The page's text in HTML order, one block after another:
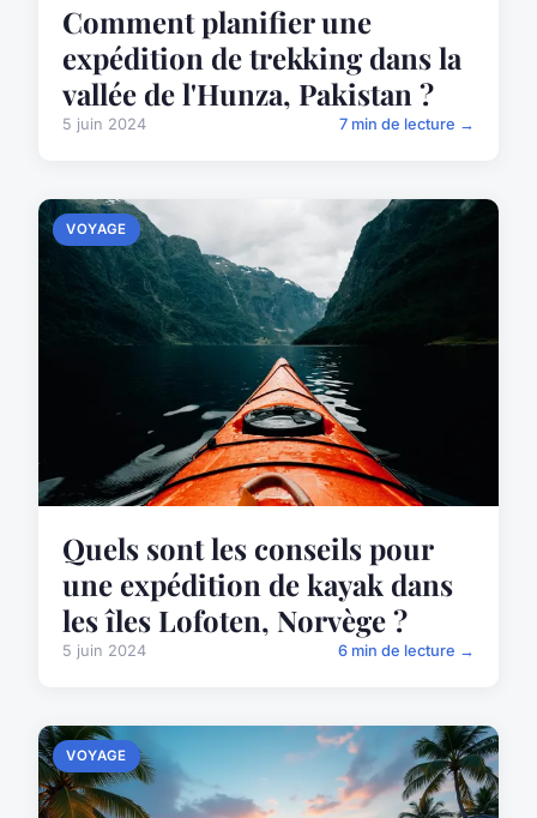
Comment planifier une
expédition de trekking dans la
vallée de l'Hunza, Pakistan ?
5 juin 2024 7 min de lecture →
VOYAGE
Quels sont les conseils pour
une expédition de kayak dans
les îles Lofoten, Norvège ?
5 juin 2024 6 min de lecture →
VOYAGE